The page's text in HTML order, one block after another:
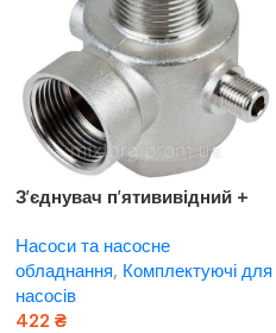
З’єднувач п’ятививідний +
M1″×F1″×F1/4″×F1/4″ Silver 480 г
AQUATICA (779601)
Насоси та насосне
обладнання, Комплектуючі для
насосів
422 ₴